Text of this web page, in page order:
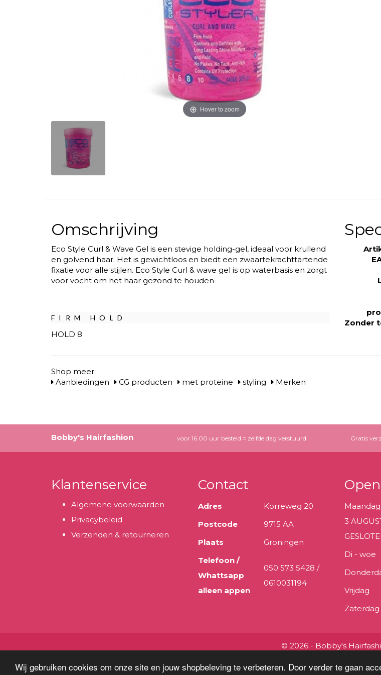
Wij gebruiken cookies om onze site en jouw shopbeleving te verbeteren. Door verder te gaan
Hover to zoom
Omschrijving
Eco Style Curl & Wave Gel is een stevige holding-gel, ideaal voor krullend
en golvend haar. Het is gewichtloos en biedt een zwaartekrachttartende
fixatie voor alle stijlen. Eco Style Curl & wave gel is op waterbasis en zorgt
voor vocht om het haar gezond te houden
FIRM HOLD
HOLD 8
Shop meer
Aanbiedingen
CG producten met proteine styling Merken
Bobby's Hairfashion voor 16.00 uur besteld = zelfde dag verstuurd Gratis
Klantenservice
Algemene voorwaarden
Privacybeleid
Verzenden & retourneren
Contact
Adres
Korreweg 20
Postcode
9715 AA
Plaats
Groningen
Telefoon /
Whattsapp
alleen appen
050 573 5428 /
0610031194
Maandag
3
Di - woe
Vrijdag
Zaterdag
© 2026 - Bobby's